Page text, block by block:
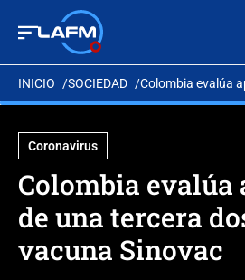
INICIO SOCIEDAD Colombia evalúa
Coronavirus
Colombia
de una tercera
vacuna Sinovac